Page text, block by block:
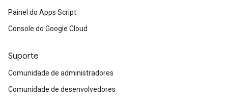
Painel do Apps Script
Console do Google Cloud
Suporte
Comunidade de administradores
Comunidade de desenvolvedores